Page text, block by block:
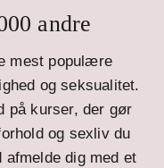
andre
mest populære
og seksualitet.
på kurser, der gør
og sexliv du
dig med et